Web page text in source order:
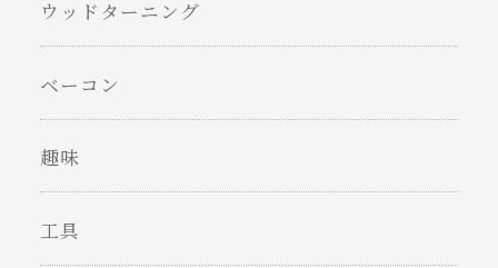
ウッドターニング
ベーコン
趣味
工具